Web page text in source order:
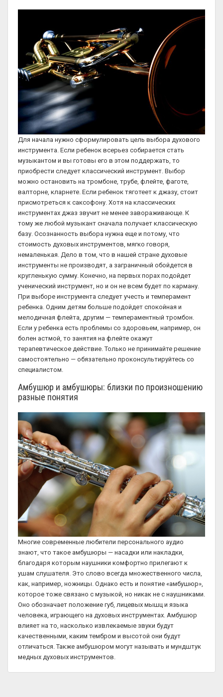
Для начала нужно сформулировать цель выбора духового
инструмента. Если ребенок всерьез собирается стать
музыкантом и вы готовы его в этом поддержать, то
приобрести следует классический инструмент. Выбор
можно остановить на тромбоне, трубе, флейте, фаготе,
валторне, кларнете. Если ребенок тяготеет к джазу, стоит
присмотреться к саксофону. Хотя на классических
инструментах джаз звучит не менее завораживающе. К
тому же любой музыкант сначала получает классическую
базу. Осознанность выбора нужна еще и потому, что
стоимость духовых инструментов, мягко говоря,
немаленькая. Дело в том, что в нашей стране духовые
инструменты не производят, а заграничный обойдется в
кругленькую сумму. Конечно, на первых порах подойдет
ученический инструмент, но и он не всем будет по карману.
При выборе инструмента следует учесть и темперамент
ребенка. Одним детям больше подойдет спокойная и
мелодичная флейта, другим — темпераментный тромбон.
Если у ребенка есть проблемы со здоровьем, например, он
болен астмой, то занятия на флейте окажут
терапевтическое действие. Только не принимайте решение
самостоятельно — обязательно проконсультируйтесь со
специалистом.
Амбушюр и амбушюры: близки по произношению
разные понятия
Многие современные любители персонального аудио
знают, что такое амбушюры — насадки или накладки,
благодаря которым наушники комфортно прилегают к
ушам слушателя. Это слово всегда множественного числа,
как, например, ножницы. Однако есть и понятие «амбушюр»,
которое тоже связано с музыкой, но никак не с наушниками.
Оно обозначает положение губ, лицевых мышц и языка
человека, играющего на духовых инструментах. Амбушюр
влияет на то, насколько извлекаемые звуки будут
качественными, каким тембром и высотой они будут
отличаться. Также амбушюром могут называть и мундштук
медных духовых инструментов.